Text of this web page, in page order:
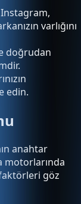
varlığını
doğrudan
edin.
anahtar
motorlarında
faktörleri göz